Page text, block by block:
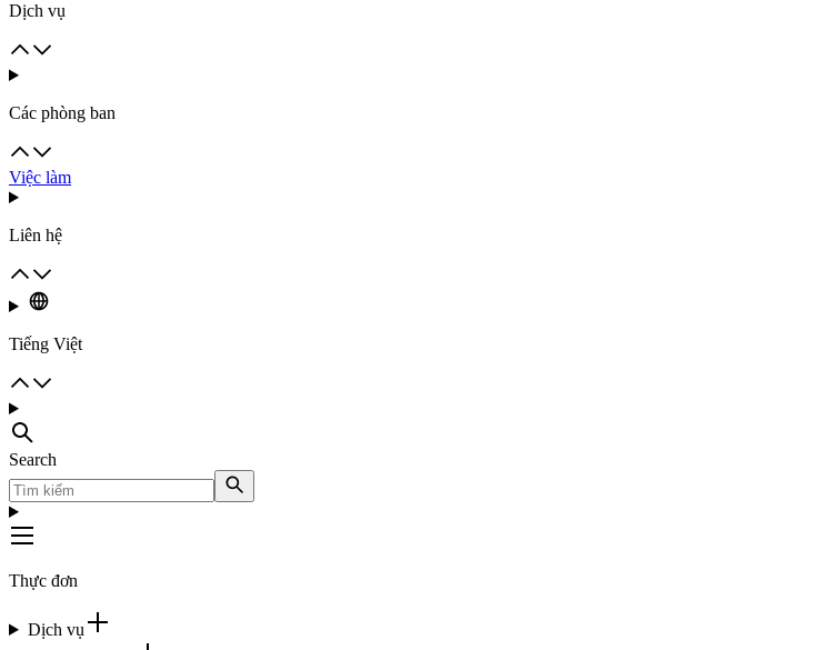
Dịch vụ
Các phòng ban
Việc làm
Liên hệ
Tiếng Việt
Search
Thực đơn
Dịch vụ